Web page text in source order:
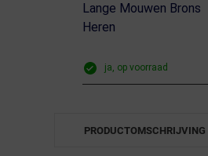
Lange Mouwen Brons
Heren
ja, op voorraad
PRODUCTOMSCHRIJVING